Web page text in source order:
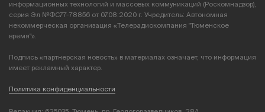
информационных технологий и массовых коммуникаций (Роскомнадзор),
серия Эл №ФС77-78856 от 07.08.2020 г. Учредитель: Автономная
некоммерческая организация «Телерадиокомпания "Тюменское
время"».
Подпись «партнерская новость» в материалах означает, что информация
имеет рекламный характер.
Политика конфиденциальности